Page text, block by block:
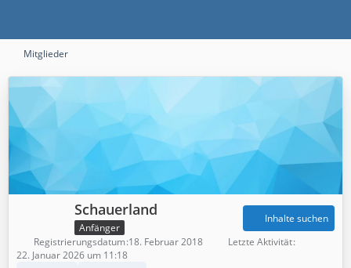
Mitglieder
Schauerland
Anfänger
Inhalte suchen
Registrierungsdatum 18. Februar 2018
Letzte Aktivität
22. Januar 2026 um 11:18